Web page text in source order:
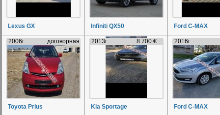
Lexus GX Infiniti QX50 Ford C-MAX
2006г. договорная
Toyota Prius
2013г. 8 700 €
Kia Sportage
2016г.
Ford C-MAX